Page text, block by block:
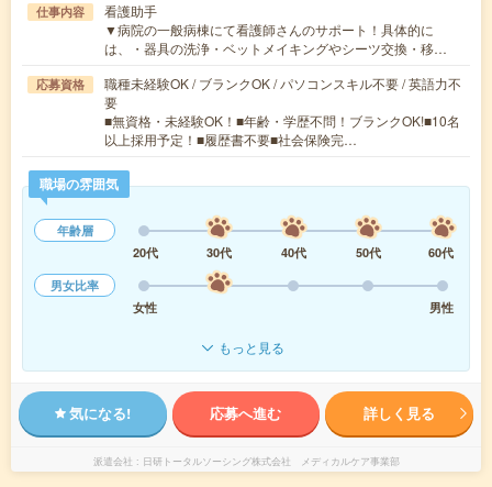
仕事内容
看護助手
▼病院の一般病棟にて看護師さんのサポート！具体的に
は、・器具の洗浄・ベットメイキングやシーツ交換・移…
応募資格
職種未経験OK / ブランクOK / パソコンスキル不要 / 英語力不
要
■無資格・未経験OK！■年齢・学歴不問！ブランクOK!■10名
以上採用予定！■履歴書不要■社会保険完…
職場の雰囲気
年齢層
20代
30代 40代 50代
60代
男女比率
女性
男性
もっと見る
気になる! 応募へ進む 詳しく見る
派遣会社 日研トータルソーシング株式会社 メディカルケア事業部